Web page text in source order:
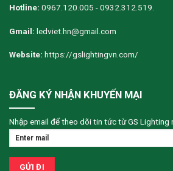
Hotline: 0967.120.005 - 0932.312.519.
Gmail: ledviet.hn@gmail.com
Website: https://gslightingvn.com/
ĐĂNG KÝ NHẬN KHUYẾN MẠI
Nhập email để theo dõi tin tức từ GS Lighting